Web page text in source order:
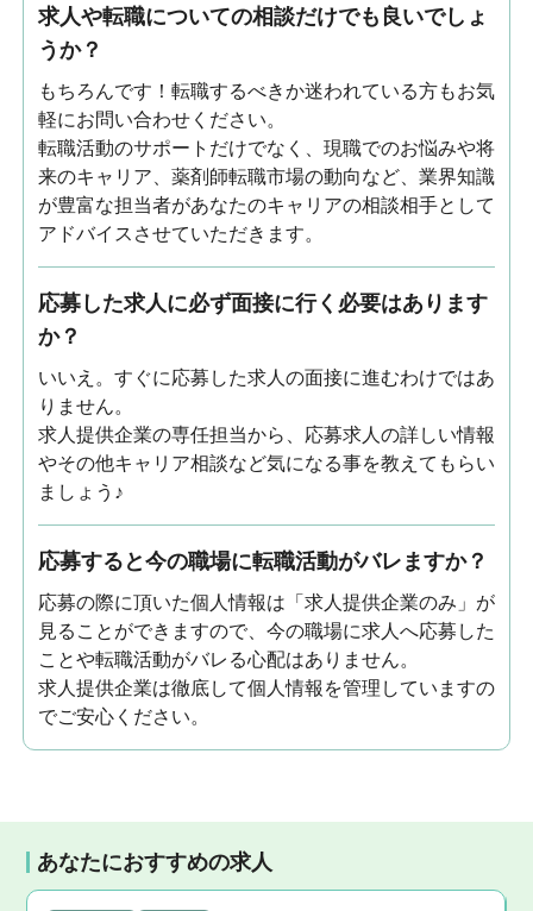
求人や転職についての相談だけでも良いでしょ
うか？
もちろんです！転職するべきか迷われている方もお気
軽にお問い合わせください。
転職活動のサポートだけでなく、現職でのお悩みや将
来のキャリア、薬剤師転職市場の動向など、業界知識
が豊富な担当者があなたのキャリアの相談相手として
アドバイスさせていただきます。
応募した求人に必ず面接に行く必要はあります
か？
いいえ。すぐに応募した求人の面接に進むわけではあ
りません。
求人提供企業の専任担当から、応募求人の詳しい情報
やその他キャリア相談など気になる事を教えてもらい
ましょう♪
応募すると今の職場に転職活動がバレますか？
応募の際に頂いた個人情報は「求人提供企業のみ」が
見ることができますので、今の職場に求人へ応募した
ことや転職活動がバレる心配はありません。
求人提供企業は徹底して個人情報を管理していますの
でご安心ください。
あなたにおすすめの求人